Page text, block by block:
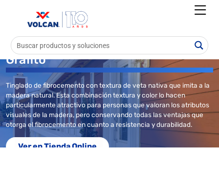
Volcanboard Siding Colorplus 6mm
Grafito
Tinglado de fibrocemento con textura de veta nativa que imita a la
madera natural. Esta combinación textura y color lo hacen
particularmente atractivo para personas que valoran los atributos
visuales de la madera, pero conservando todas las ventajas que
otorga el fibrocemento en cuanto a resistencia y durabilidad.
Ver en Tienda Online